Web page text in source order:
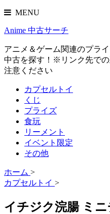
MENU
Anime 中古サーチ
アニメ＆ゲーム関連のプラ
中古を探す！※リンク先で
注意ください
カプセルトイ
くじ
プライズ
食玩
リーメント
イベント限定
その他
ホーム >
カプセルトイ >
イチジク浣腸 ミ